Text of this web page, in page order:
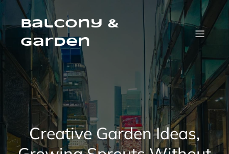
Skip
contentBalcony &
Garden
Creative Garden Ideas,